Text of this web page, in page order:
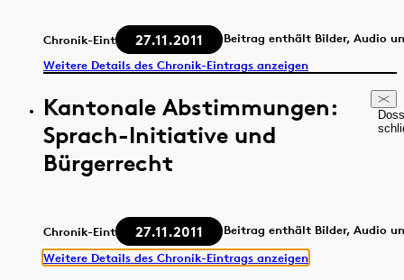
Chronik-Eintrag 27.11.2011
Beitrag enthält Bilder, Audio
Weitere Details des Chronik-Eintrags anzeigen
Kantonale Abstimmungen:
Sprach-Initiative und
Bürgerrecht
Chronik-Eintrag 27.11.2011
Beitrag enthält Bilder, Audio
Weitere Details des Chronik-Eintrags anzeigen